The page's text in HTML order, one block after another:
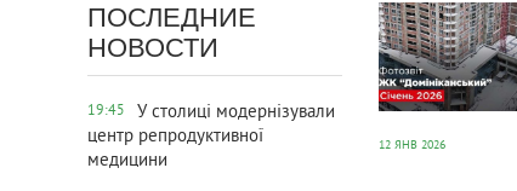
ПОСЛЕДНИЕ
НОВОСТИ
19:45
У столиці модернізували
центр репродуктивної
медицини
12 ЯНВ 2026